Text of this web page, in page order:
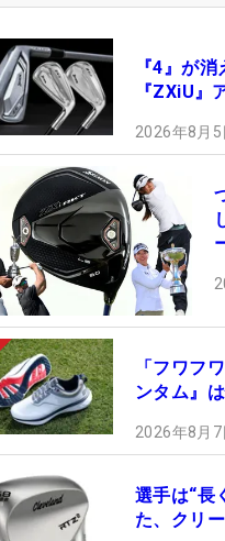
『4』が
『ZXiU』
2026年8月
「フワフ
ンタム』
2026年8月
選手は“長
た、クリ